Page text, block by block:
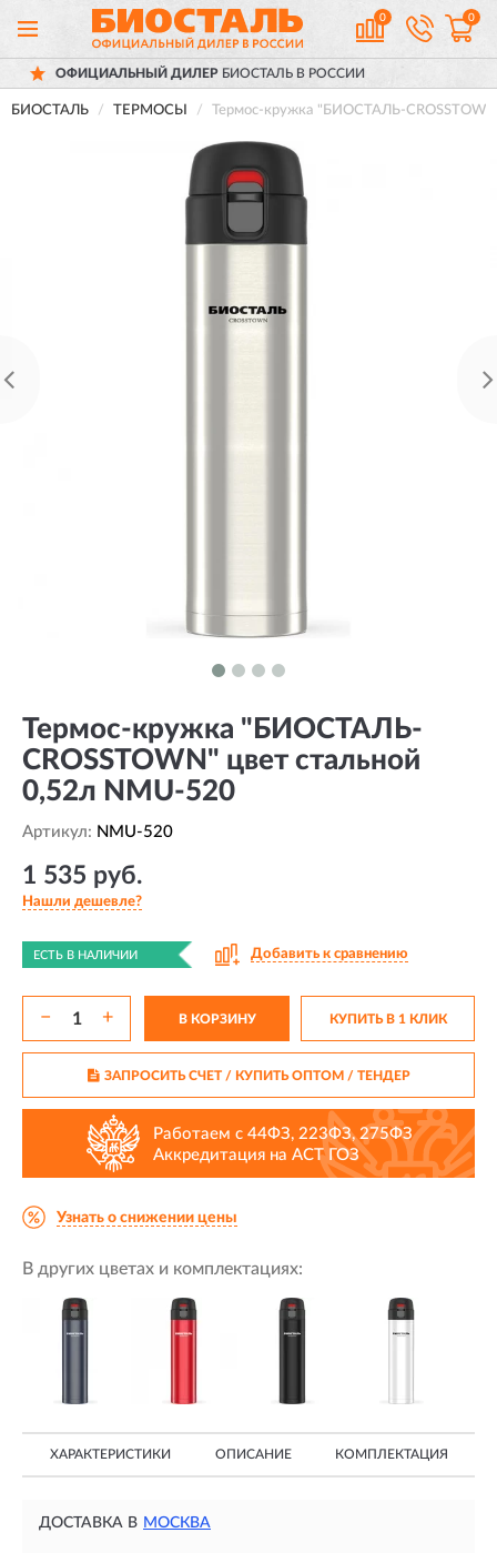
0 0
ДИЛЕРБИОСТАЛЬ В РОССИИ
БИОСТАЛЬ ТЕРМОСЫ Термос-кружка "БИОСТАЛЬ-
Термос-кружка "БИОСТАЛЬ-
CROSSTOWN" цвет стальной
0,52л NMU-520
Артикул: NMU-520
1 535 руб.
Нашли дешевле?
ЕСТЬ В НАЛИЧИИ Добавить к сравнению
− + В КОРЗИНУ КУПИТЬ В 1 КЛИК
ЗАПРОСИТЬ СЧЕТ / КУПИТЬ ОПТОМ/ ТЕНДЕР
Работаем с 44ФЗ, 223ФЗ, 275ФЗ
Аккредитация на АСТ ГОЗ
Узнать о снижении цены
В других цветах и комплектациях:
ХАРАКТЕРИСТИКИ ОПИСАНИЕ КОМПЛЕКТАЦИЯ
ДОСТАВКА В МОСКВА